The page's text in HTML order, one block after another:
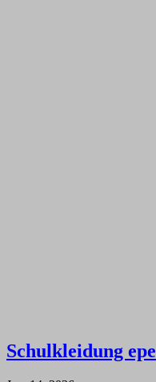
Schulkleidung epe